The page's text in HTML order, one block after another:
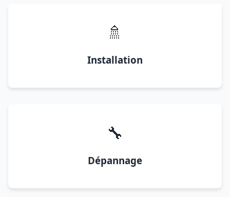
🚿
Installation
🔧
Dépannage